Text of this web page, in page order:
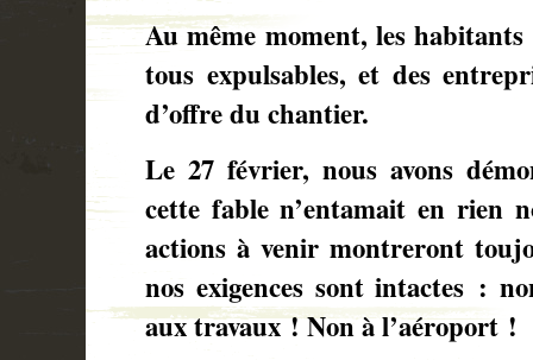
Au même moment, les
tous expulsables, et des
d’offre du chantier.
Le 27 février, nous avons
cette fable n’entamait en rien
actions à venir montreront
nos exigences sont intactes :
aux travaux ! Non à l’aéroport !